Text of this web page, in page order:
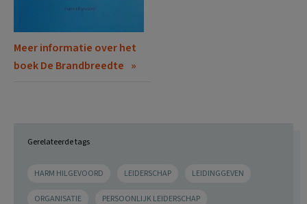
Meer informatie over het
boek De Brandbreedte
Gerelateerde tags
HARM HILGEVOORD LEIDERSCHAP LEIDINGGEVEN
ORGANISATIE PERSOONLIJK LEIDERSCHAP